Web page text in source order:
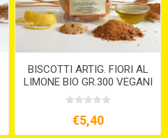
BISCOTTI ARTIG. FIORI AL
LIMONE BIO GR.300 VEGANI
€5,40